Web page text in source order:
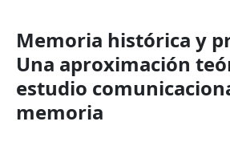
Memoria histórica y
Una aproximación
estudio
memoria